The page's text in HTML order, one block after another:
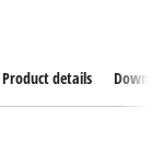
Product details